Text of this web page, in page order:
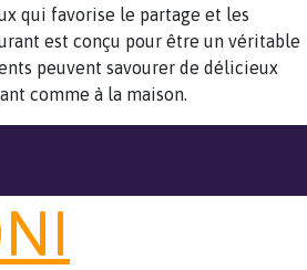
qui favorise le partage et les
est conçu pour être un véritable
peuvent savourer de délicieux
comme à la maison.